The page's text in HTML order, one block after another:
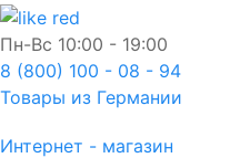
Пн-Вс 10:00 - 19:00
8 (800) 100 - 08 - 94
Товары из Германии
Интернет - магазин